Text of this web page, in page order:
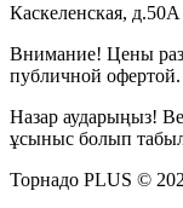
Каскеленская, д.50А
Внимание! Цены
публичной офертой.
Назар аударыңыз!
ұсыныс болып
Торнадо PLUS ©